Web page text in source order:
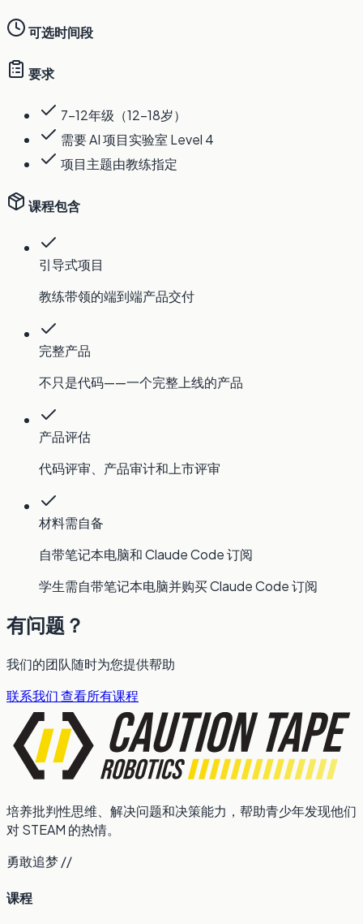
可选时间段
要求
7-12年级（12-18岁）
需要 AI 项目实验室 Level 4
项目主题由教练指定
课程包含
引导式项目
教练带领的端到端产品交付
完整产品
不只是代码——一个完整上线的产品
产品评估
代码评审、产品审计和上市评审
材料需自备
自带笔记本电脑和 Claude Code 订阅
学生需自带笔记本电脑并购买 Claude Code 订阅
有问题？
我们的团队随时为您提供帮助
联系我们查看所有课程
培养批判性思维、解决问题和决策能力，帮助青少年发现他们
对 STEAM 的热情。
勇敢追梦 //
课程